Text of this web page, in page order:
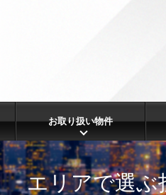
お取り扱い物件
エリアで選ぶ